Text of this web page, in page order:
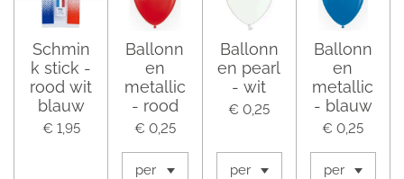
Schmin
k stick -
rood wit
blauw
€ 1,95
Ballonn
en
metallic
- rood
€ 0,25
Ballonn
en pearl
- wit
€ 0,25
Ballonn
en
metallic
- blauw
€ 0,25